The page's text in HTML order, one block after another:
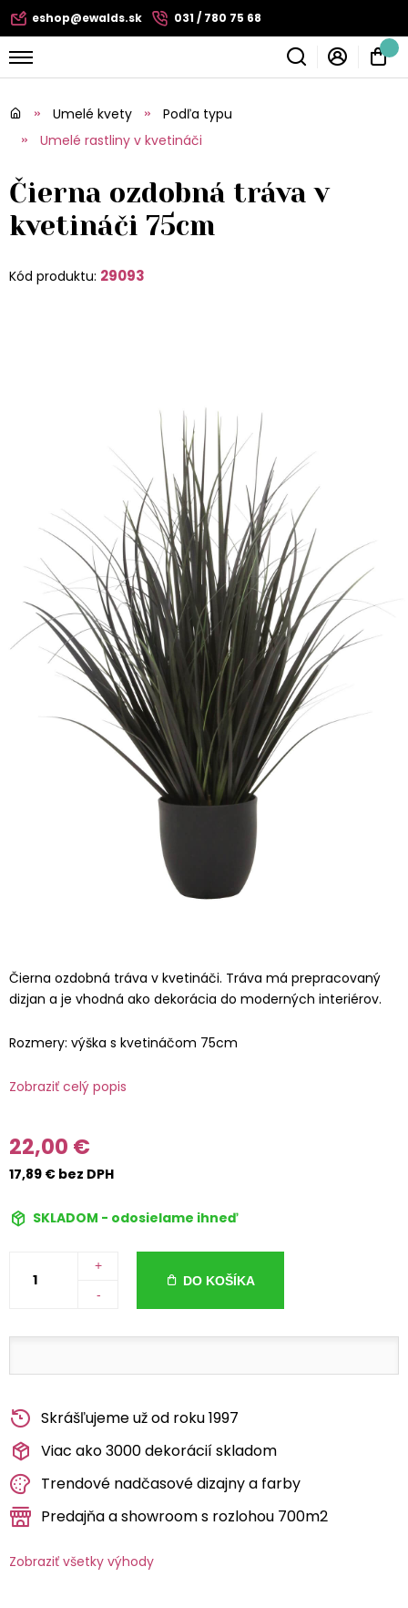
eshop@ewalds.sk 031 / 780 75 68
Umelé kvety
Podľa typu
Umelé rastliny v kvetináči
Čierna ozdobná tráva v
kvetináči 75cm
Kód produktu: 29093
Čierna ozdobná tráva v kvetináči. Tráva má prepracovaný
dizjan a je vhodná ako dekorácia do moderných interiérov.
Rozmery: výška s kvetináčom 75cm
Zobraziť celý popis
22,00 €
17,89 € bez DPH
SKLADOM - odosielame ihneď
+
-
DO KOŠÍKA
Skrášľujeme už od roku 1997
Viac ako 3000 dekorácií skladom
Trendové nadčasové dizajny a farby
Predajňa a showroom s rozlohou 700m2
Zobraziť všetky výhody